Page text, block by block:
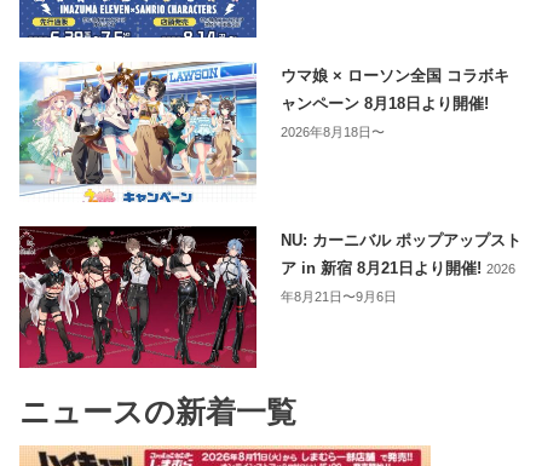
ウマ娘 × ローソン全国 コラボキ
ャンペーン 8月18日より開催!
2026年8月18日〜
NU: カーニバル ポップアップスト
ア in 新宿 8月21日より開催!2026
年8月21日〜9月6日
ニュースの新着一覧